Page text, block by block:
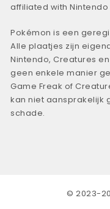
affiliated with
Pokémon is een
Alle plaatjes zijn
Nintendo, Creatures
geen enkele manier
Game Freak of
kan niet aansprakelijk
schade.
© 2023-